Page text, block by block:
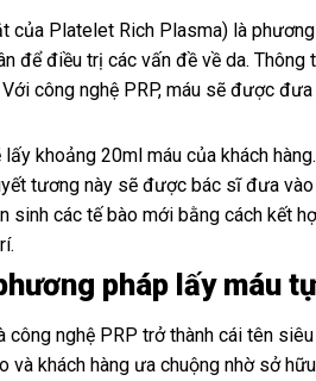
của Platelet Rich Plasma) là
để điều trị các vấn đề về da.
công nghệ PRP, máu sẽ được
lấy khoảng 20ml máu của khách
tương này sẽ được bác sĩ đưa
sinh các tế bào mới bằng cách kết
pháp lấy máu
công nghệ PRP trở thành cái tên
và khách hàng ưa chuộng nhờ sở